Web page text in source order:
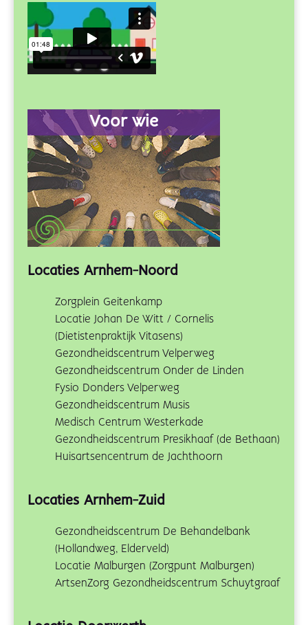
Voor wie
Locaties Arnhem-Noord
Zorgplein Geitenkamp
Locatie Johan De Witt / Cornelis
(Dietistenpraktijk Vitasens)
Gezondheidscentrum Velperweg
Gezondheidscentrum Onder de Linden
Fysio Donders Velperweg
Gezondheidscentrum Musis
Medisch Centrum Westerkade
Gezondheidscentrum Presikhaaf (de Bethaan)
Huisartsencentrum de Jachthoorn
Locaties Arnhem-Zuid
Gezondheidscentrum De Behandelbank
(Hollandweg, Elderveld)
Locatie Malburgen (Zorgpunt Malburgen)
ArtsenZorg Gezondheidscentrum Schuytgraaf